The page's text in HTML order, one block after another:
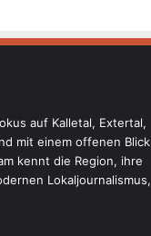
auf Kalletal, Extertal,
mit einem offenen Blick
kennt die Region, ihre
Lokaljournalismus,